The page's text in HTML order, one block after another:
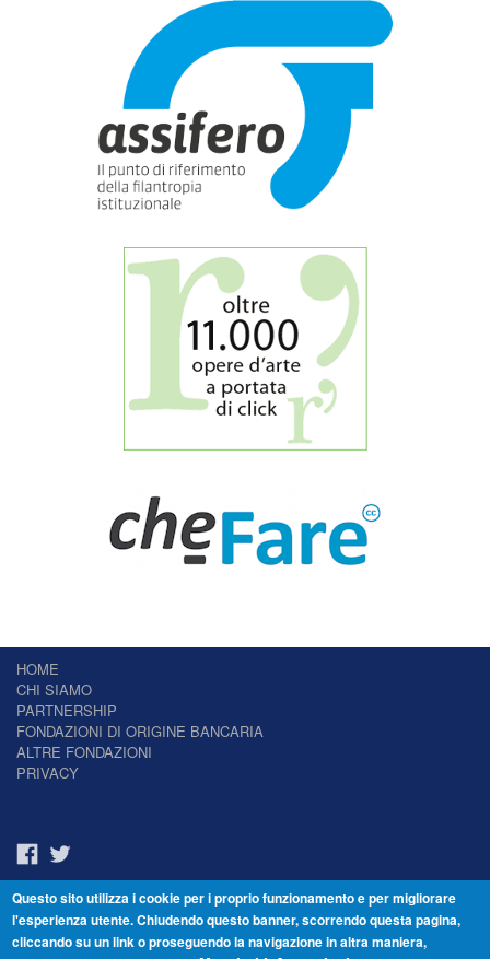
HOME
CHI SIAMO
PARTNERSHIP
FONDAZIONI DI ORIGINE BANCARIA
ALTRE FONDAZIONI
PRIVACY
Il Giornale delle Fondazioni - Periodico telematico
Reg. Tribunale n.7 del 22/07/2014 – ISSN 2421-2466
© Fondazione Venezia 2000 - Dorsoduro 3488/U - 30123 Venezia - Italia -
Questo sito utilizza i cookie per i proprio funzionamento e per migliorare
l'esperienza utente. Chiudendo questo banner, scorrendo questa pagina,
cliccando su un link o proseguendo la navigazione in altra maniera,